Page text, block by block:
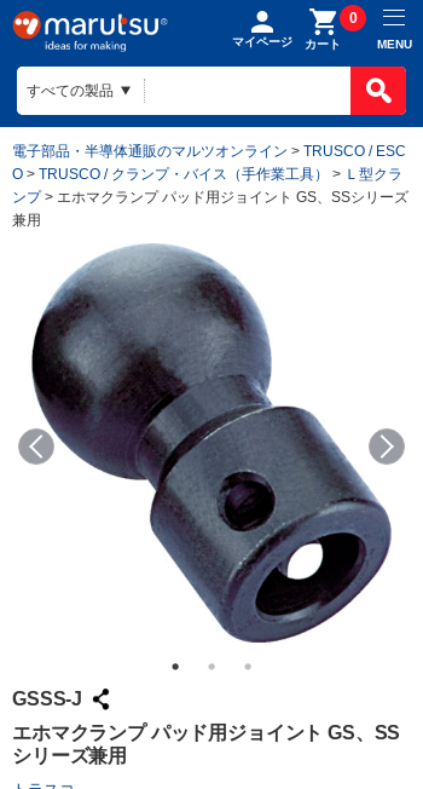
マイページ カート
0
MENU
電子部品・半導体通販のマルツオンライン > TRUSCO / ESC
O > TRUSCO / クランプ・バイス（手作業工具） > Ｌ型クラ
ンプ> エホマクランプ パッド用ジョイント GS、SSシリーズ
兼用
GSSS-J
エホマクランプ パッド用ジョイント GS、SS
シリーズ兼用